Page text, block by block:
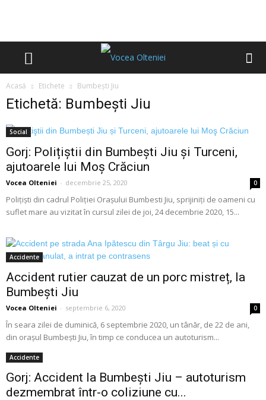
Acasă Etichete Bumbești Jiu
Etichetă: Bumbești Jiu
Social
Gorj: Polițiştii din Bumbești Jiu și Turceni,
ajutoarele lui Moş Crăciun
Vocea Olteniei - decembrie 25, 2020 0
Polițiști din cadrul Poliției Orașului Bumbesti Jiu, sprijiniți de oameni cu
suflet mare au vizitat în cursul zilei de joi, 24 decembrie 2020, 15...
Accidente
Accident rutier cauzat de un porc mistreț, la
Bumbești Jiu
Vocea Olteniei - septembrie 6, 2020 0
În seara zilei de duminică, 6 septembrie 2020, un tânăr, de 22 de ani,
din orașul Bumbești Jiu, în timp ce conducea un autoturism...
Accidente
Gorj: Accident la Bumbești Jiu – autoturism
dezmembrat într-o coliziune cu...